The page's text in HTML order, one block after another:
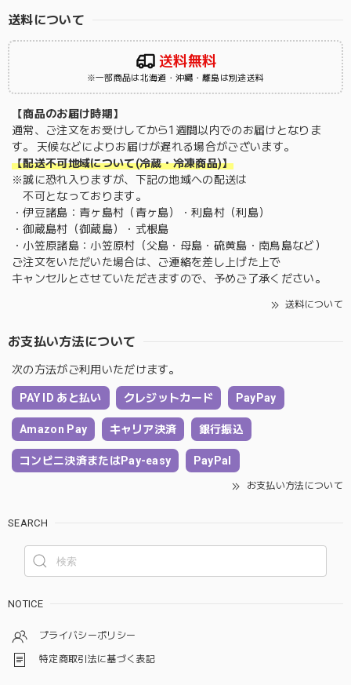
送料について
送料無料
※一部商品は北海道・沖縄・離島は別途送料
【商品のお届け時期】
通常、ご注文をお受けしてから1週間以内でのお届けとなりま
す。 天候などによりお届けが遅れる場合がございます。
【配送不可地域について(冷蔵・冷凍商品)】
※誠に恐れ入りますが、下記の地域への配送は
不可となっております。
・伊豆諸島：青ヶ島村（青ヶ島）・利島村（利島）
・御蔵島村（御蔵島）・式根島
・小笠原諸島：小笠原村（父島・母島・硫黄島・南鳥島など）
ご注文をいただいた場合は、ご連絡を差し上げた上で
キャンセルとさせていただきますので、予めご了承ください。
送料について
お支払い方法について
次の方法がご利用いただけます。
PAY ID あと払い クレジットカード PayPay
Amazon Pay キャリア決済 銀行振込
コンビニ決済またはPay-easy PayPal
お支払い方法について
SEARCH
NOTICE
プライバシーポリシー
特定商取引法に基づく表記